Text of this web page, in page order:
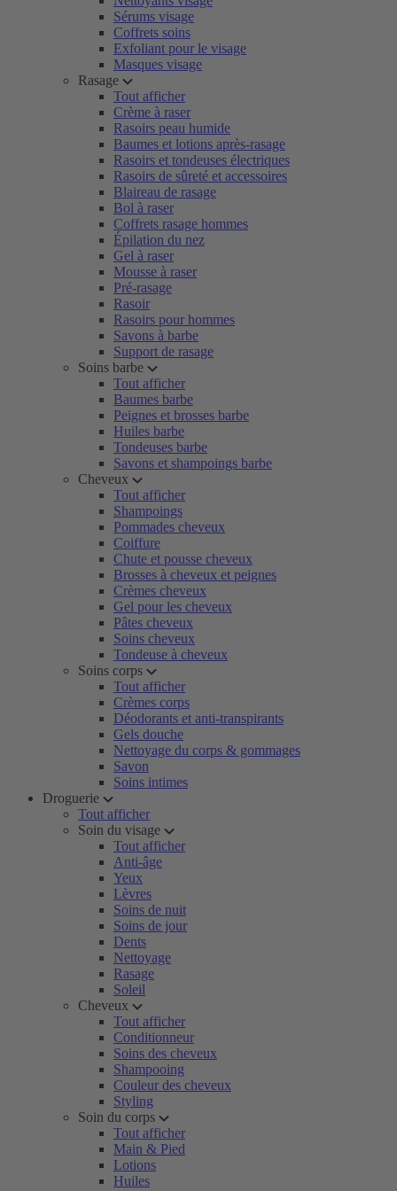
Sérums visage
Coffrets soins
Exfoliant pour le visage
Masques visage
Rasage
Tout afficher
Crème à raser
Rasoirs peau humide
Baumes et lotions après-rasage
Rasoirs et tondeuses électriques
Rasoirs de sûreté et accessoires
Blaireau de rasage
Bol à raser
Coffrets rasage hommes
Épilation du nez
Gel à raser
Mousse à raser
Pré-rasage
Rasoir
Rasoirs pour hommes
Savons à barbe
Support de rasage
Soins barbe
Tout afficher
Baumes barbe
Peignes et brosses barbe
Huiles barbe
Tondeuses barbe
Savons et shampoings barbe
Cheveux
Tout afficher
Shampoings
Pommades cheveux
Coiffure
Chute et pousse cheveux
Brosses à cheveux et peignes
Crèmes cheveux
Gel pour les cheveux
Pâtes cheveux
Soins cheveux
Tondeuse à cheveux
Soins corps
Tout afficher
Crèmes corps
Déodorants et anti-transpirants
Gels douche
Nettoyage du corps & gommages
Savon
Soins intimes
Droguerie
Tout afficher
Soin du visage
Tout afficher
Anti-âge
Yeux
Lèvres
Soins de nuit
Soins de jour
Dents
Nettoyage
Rasage
Soleil
Cheveux
Tout afficher
Conditionneur
Soins des cheveux
Shampooing
Couleur des cheveux
Styling
Soin du corps
Tout afficher
Main & Pied
Lotions
Huiles